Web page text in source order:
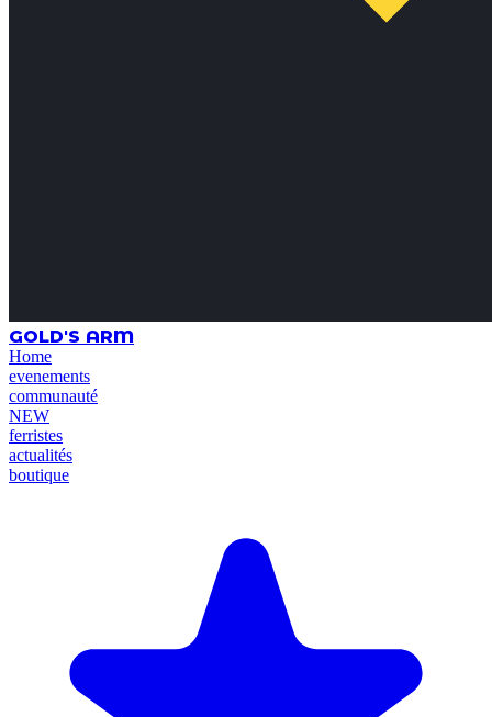
GOLD'S ARM
Home
evenements
communauté
NEW
ferristes
actualités
boutique